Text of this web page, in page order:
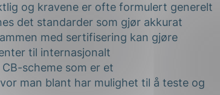
og kravene er ofte formulert generelt
det standarder som gjør akkurat
med sertifisering kan gjøre
til internasjonalt
scheme som er et
man blant har mulighet til å teste og